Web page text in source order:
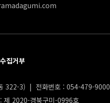
집거부
322-3) | 전화번호 : 054-479-9000
2020-경북구미-0996호